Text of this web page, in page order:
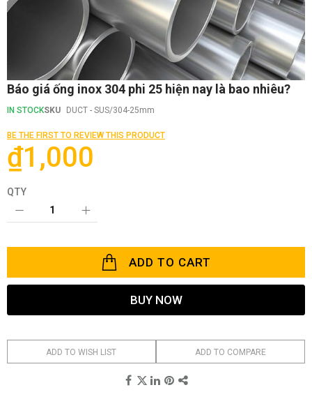
Skip
the
of
the
images
gallery
Báo giá ống inox 304 phi 25 hiện nay là bao nhiêu?
IN STOCKSKU DUCT - SUS/304-25mm
BE THE FIRST TO REVIEW THIS PRODUCT
₫1,000
QTY
ADD TO CART
BUY NOW
ADD TO WISH LIST ADD TO COMPARE